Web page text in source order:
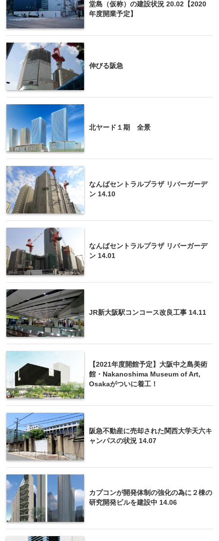
堂島（仮称）の建設状況 20.02【2020
年度開業予定】
伸びる阪急
北ヤード１期 全景
なんばセントラルプラザ リバーガーデ
ン 14.10
なんばセントラルプラザ リバーガーデ
ン 14.01
JR新大阪駅コンコース改良工事 14.11
【2021年度開館予定】大阪中之島美術
館・Nakanoshima Museum of Art,
Osakaがついに着工！
阪急不動産に売却された関西大学天六キ
ャンパスの状況 14.07
カプコンが開発体制の強化の為に２棟の
研究開発ビルを建設中 14.06